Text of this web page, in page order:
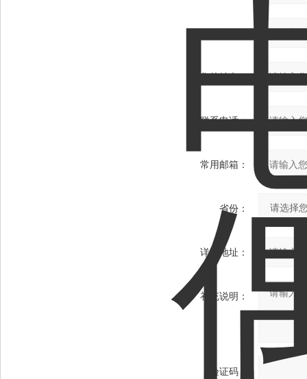
您的姓名：
联系电话：
常用邮箱：
省份：
详细地址：
补充说明：
验证码：